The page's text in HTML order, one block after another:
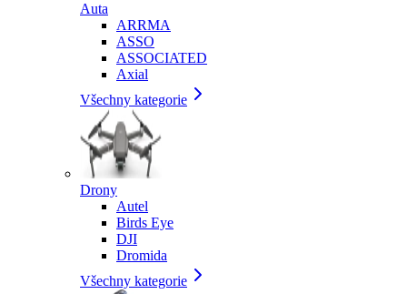
Auta
ARRMA
ASSO
ASSOCIATED
Axial
Všechny kategorie
Drony
Autel
Birds Eye
DJI
Dromida
Všechny kategorie